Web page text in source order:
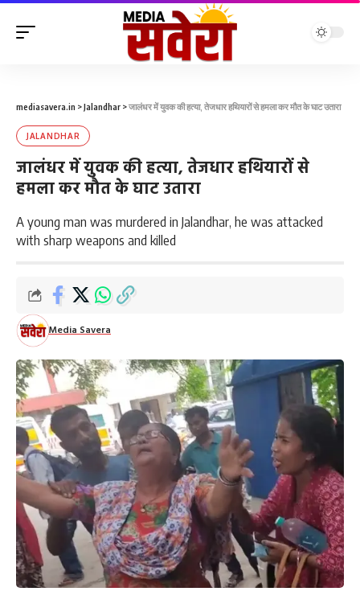
mediasavera.in >Jalandhar >जालंधर में युवक की हत्या, तेजधार हथियारों से हमला कर मौत के घाट उतारा
JALANDHAR
जालंधर में युवक की हत्या, तेजधार हथियारों से
हमला कर मौत के घाट उतारा
A young man was murdered in Jalandhar, he was attacked
with sharp weapons and killed
Media Savera